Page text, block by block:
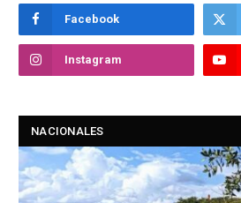
Facebook
Instagram
NACIONALES